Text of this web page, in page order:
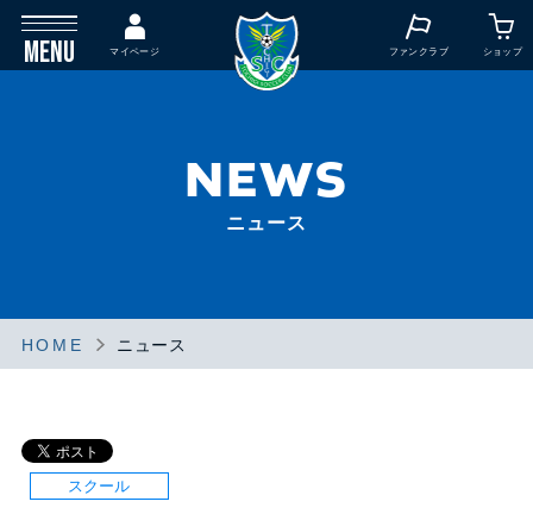
MENU マイページ ファンクラブ ショップ
NEWS
ニュース
HOME ニュース
スクール